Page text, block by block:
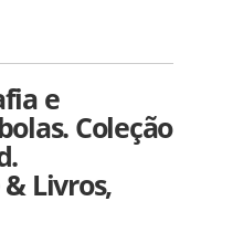
e
Coleção
Livros,